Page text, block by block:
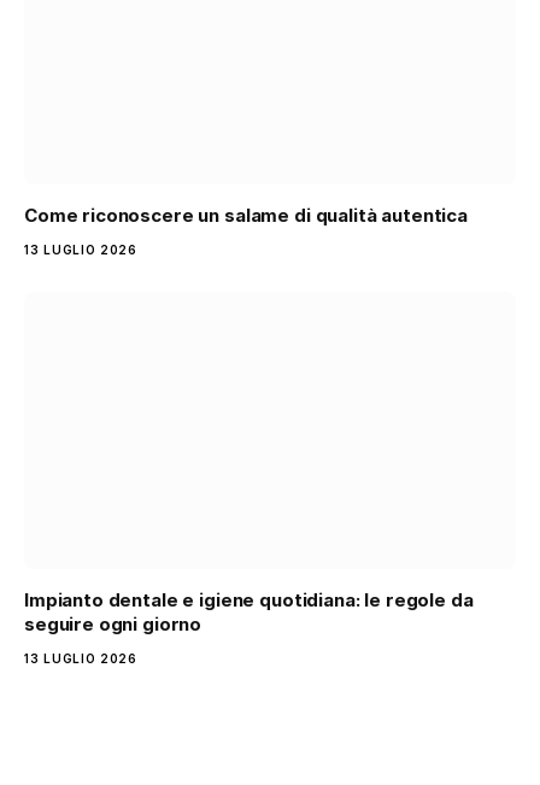
Come riconoscere un salame di qualità autentica
13 LUGLIO 2026
Impianto dentale e igiene quotidiana: le regole da
seguire ogni giorno
13 LUGLIO 2026